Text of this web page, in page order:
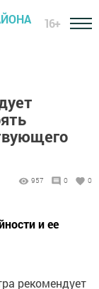
16+
957 0 0
и ее
рекомендует